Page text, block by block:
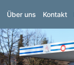
Über uns Kontakt